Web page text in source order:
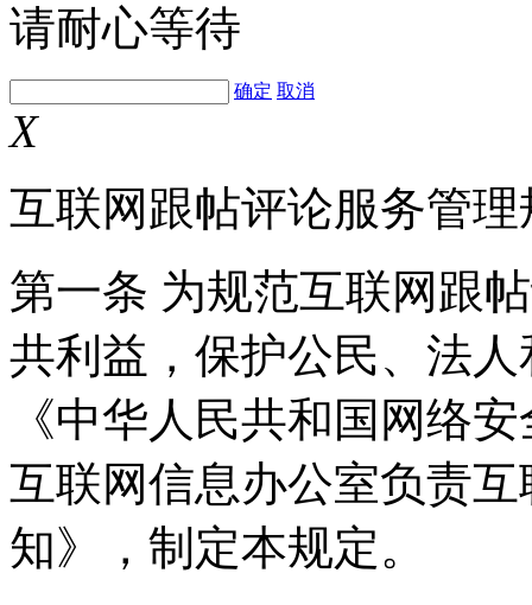
请耐心等待
确定 取消
X
互联网跟帖评论服务管理
第一条 为规范互联网跟
共利益，保护公民、法
《中华人民共和国网络
互联网信息办公室负责
知》，制定本规定。